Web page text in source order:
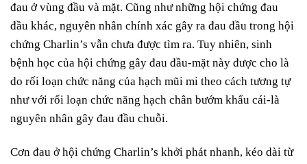
đau ở vùng đầu và mặt. Cũng như những hội chứng đau
đầu khác, nguyên nhân chính xác gây ra đau đầu trong hội
chứng Charlin’s vẫn chưa được tìm ra. Tuy nhiên, sinh
bệnh học của hội chứng gây đau đầu-mặt này được cho là
do rối loạn chức năng của hạch mũi mi theo cách tương tự
như với rối loạn chức năng hạch chân bướm khẩu cái-là
nguyên nhân gây đau đầu chuỗi.
Cơn đau ở hội chứng Charlin’s khởi phát nhanh, kéo dài từ